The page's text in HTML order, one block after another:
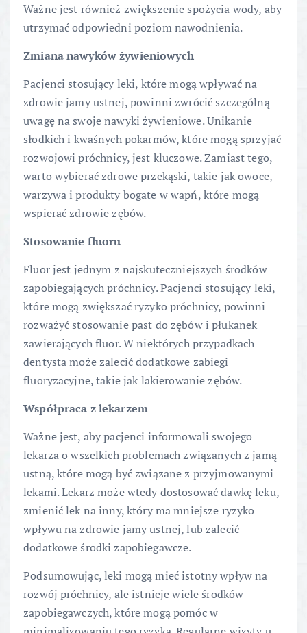
Ważne jest również zwiększenie spożycia wody, aby
utrzymać odpowiedni poziom nawodnienia.
Zmiana nawyków żywieniowych
Pacjenci stosujący leki, które mogą wpływać na
zdrowie jamy ustnej, powinni zwrócić szczególną
uwagę na swoje nawyki żywieniowe. Unikanie
słodkich i kwaśnych pokarmów, które mogą sprzyjać
rozwojowi próchnicy, jest kluczowe. Zamiast tego,
warto wybierać zdrowe przekąski, takie jak owoce,
warzywa i produkty bogate w wapń, które mogą
wspierać zdrowie zębów.
Stosowanie fluoru
Fluor jest jednym z najskuteczniejszych środków
zapobiegających próchnicy. Pacjenci stosujący leki,
które mogą zwiększać ryzyko próchnicy, powinni
rozważyć stosowanie past do zębów i płukanek
zawierających fluor. W niektórych przypadkach
dentysta może zalecić dodatkowe zabiegi
fluoryzacyjne, takie jak lakierowanie zębów.
Współpraca z lekarzem
Ważne jest, aby pacjenci informowali swojego
lekarza o wszelkich problemach związanych z jamą
ustną, które mogą być związane z przyjmowanymi
lekami. Lekarz może wtedy dostosować dawkę leku,
zmienić lek na inny, który ma mniejsze ryzyko
wpływu na zdrowie jamy ustnej, lub zalecić
dodatkowe środki zapobiegawcze.
Podsumowując, leki mogą mieć istotny wpływ na
rozwój próchnicy, ale istnieje wiele środków
zapobiegawczych, które mogą pomóc w